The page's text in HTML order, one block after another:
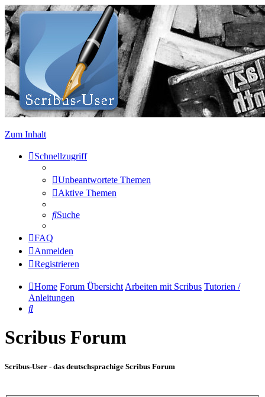
Zum Inhalt
Schnellzugriff
Unbeantwortete Themen
Aktive Themen
Suche
FAQ
Anmelden
Registrieren
Home Forum Übersicht Arbeiten mit Scribus Tutorien /
Anleitungen
Suche
Scribus Forum
Scribus-User - das deutschsprachige Scribus Forum